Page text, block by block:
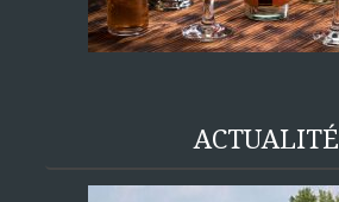
ACTUALITÉ